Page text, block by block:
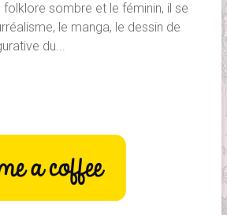
sombre et le féminin, il se
, le manga, le dessin de
du...